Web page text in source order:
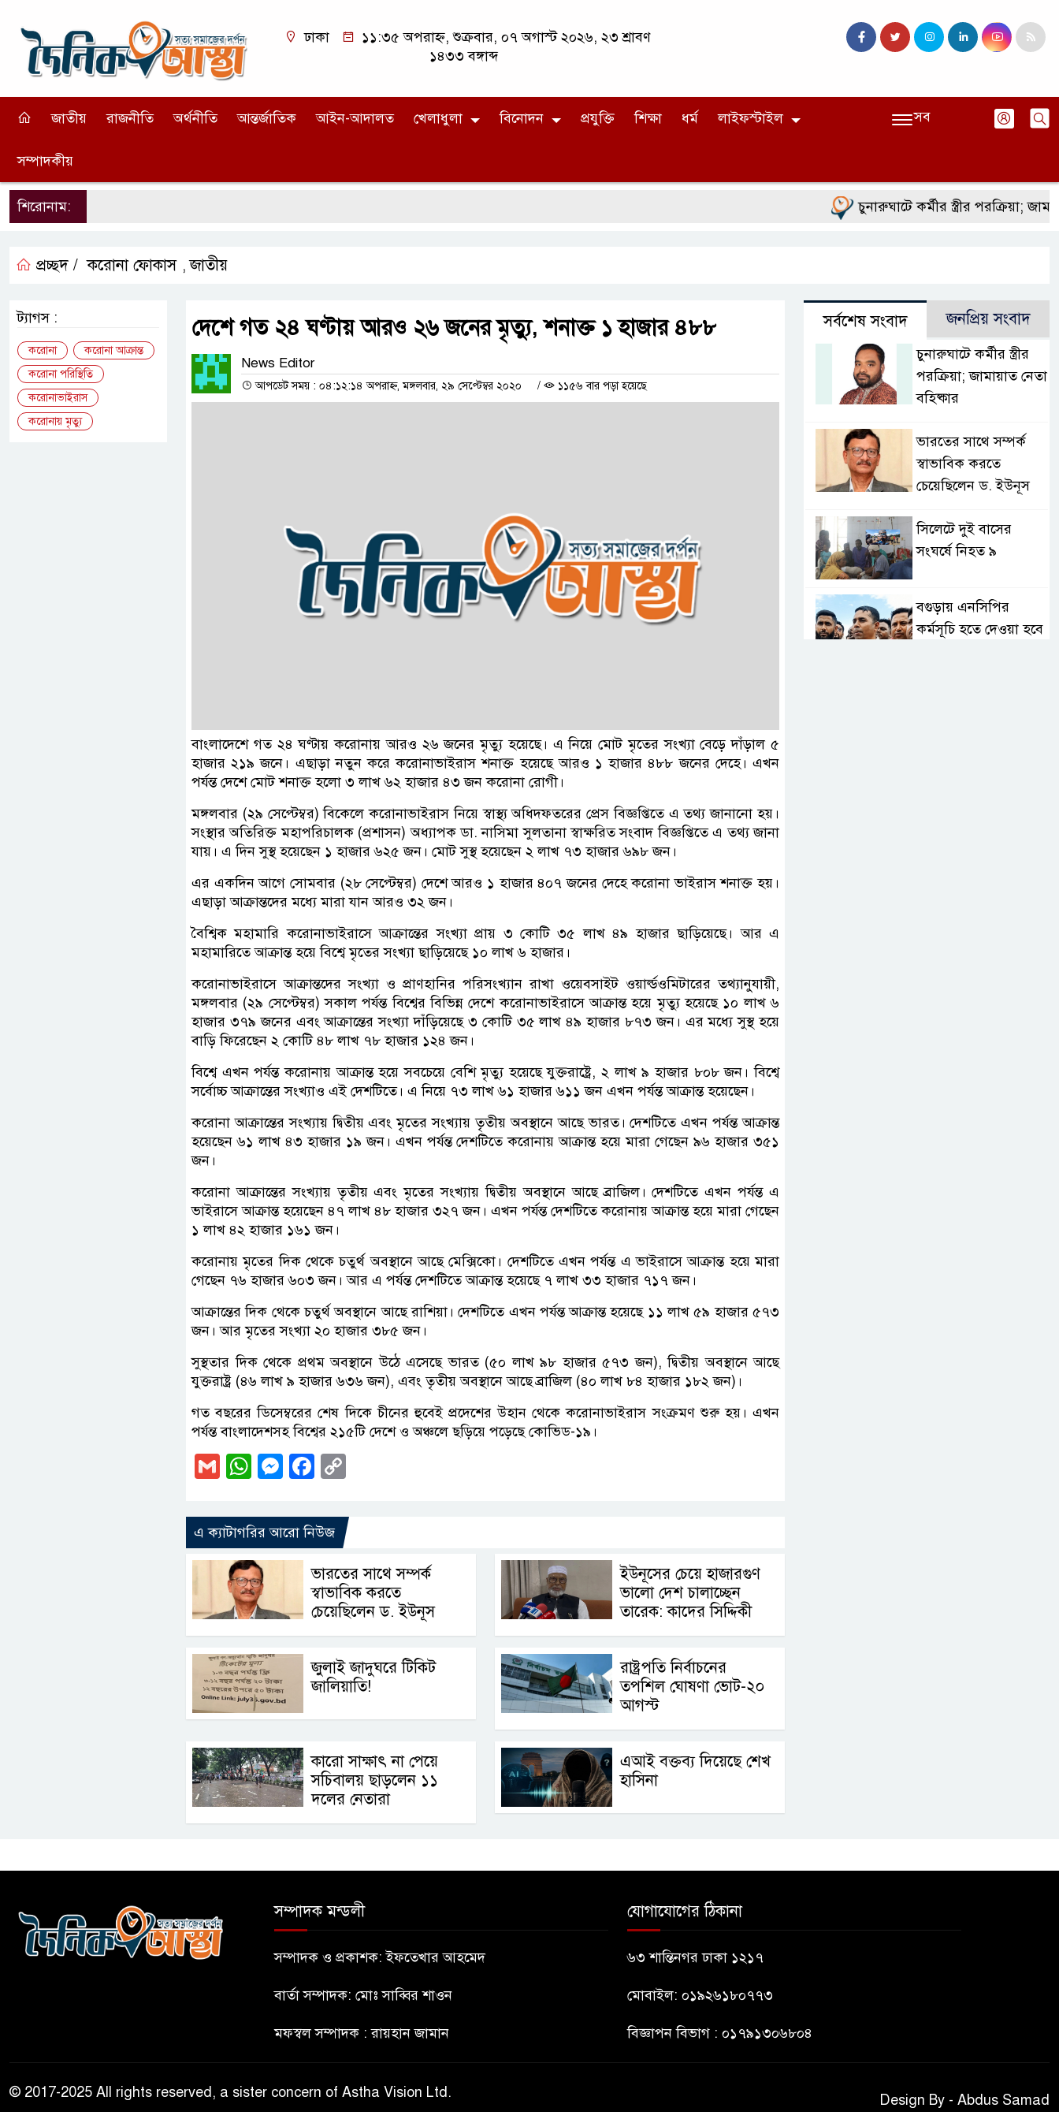
ঢাকা
১১:৩৫ অপরাহ্ন, শুক্রবার, ০৭ অগাস্ট ২০২৬, ২৩ শ্রাবণ
১৪৩৩ বঙ্গাব্দ
জাতীয় রাজনীতি অর্থনীতি আন্তর্জাতিক আইন-আদালত খেলাধুলা বিনোদন প্রযুক্তি শিক্ষা ধর্ম লাইফস্টাইল
সম্পাদকীয়
সব
শিরোনাম: চুনারুঘাটে কর্মীর স্ত্রীর পরক্রিয়া; জামায়াত
প্রচ্ছদ / করোনা ফোকাস ,জাতীয়
দেশে গত ২৪ ঘণ্টায় আরও ২৬ জনের মৃত্যু, শনাক্ত ১ হাজার ৪৮৮
News Editor
আপডেট সময় : ০৪:১২:১৪ অপরাহ্ন, মঙ্গলবার, ২৯ সেপ্টেম্বর ২০২০ / ১১৫৬ বার পড়া হয়েছে
বাংলাদেশে গত ২৪ ঘণ্টায় করোনায় আরও ২৬ জনের মৃত্যু হয়েছে। এ নিয়ে মোট মৃতের সংখ্যা বেড়ে দাঁড়াল ৫
হাজার ২১৯ জনে। এছাড়া নতুন করে করোনাভাইরাস শনাক্ত হয়েছে আরও ১ হাজার ৪৮৮ জনের দেহে। এখন
পর্যন্ত দেশে মোট শনাক্ত হলো ৩ লাখ ৬২ হাজার ৪৩ জন করোনা রোগী।
মঙ্গলবার (২৯ সেপ্টেম্বর) বিকেলে করোনাভাইরাস নিয়ে স্বাস্থ্য অধিদফতরের প্রেস বিজ্ঞপ্তিতে এ তথ্য জানানো হয়।
সংস্থার অতিরিক্ত মহাপরিচালক (প্রশাসন) অধ্যাপক ডা. নাসিমা সুলতানা স্বাক্ষরিত সংবাদ বিজ্ঞপ্তিতে এ তথ্য জানা
যায়। এ দিন সুস্থ হয়েছেন ১ হাজার ৬২৫ জন। মোট সুস্থ হয়েছেন ২ লাখ ৭৩ হাজার ৬৯৮ জন।
এর একদিন আগে সোমবার (২৮ সেপ্টেম্বর) দেশে আরও ১ হাজার ৪০৭ জনের দেহে করোনা ভাইরাস শনাক্ত হয়।
এছাড়া আক্রান্তদের মধ্যে মারা যান আরও ৩২ জন।
বৈশ্বিক মহামারি করোনাভাইরাসে আক্রান্তের সংখ্যা প্রায় ৩ কোটি ৩৫ লাখ ৪৯ হাজার ছাড়িয়েছে। আর এ
মহামারিতে আক্রান্ত হয়ে বিশ্বে মৃতের সংখ্যা ছাড়িয়েছে ১০ লাখ ৬ হাজার।
করোনাভাইরাসে আক্রান্তদের সংখ্যা ও প্রাণহানির পরিসংখ্যান রাখা ওয়েবসাইট ওয়ার্ল্ডওমিটারের তথ্যানুযায়ী,
মঙ্গলবার (২৯ সেপ্টেম্বর) সকাল পর্যন্ত বিশ্বের বিভিন্ন দেশে করোনাভাইরাসে আক্রান্ত হয়ে মৃত্যু হয়েছে ১০ লাখ ৬
হাজার ৩৭৯ জনের এবং আক্রান্তের সংখ্যা দাঁড়িয়েছে ৩ কোটি ৩৫ লাখ ৪৯ হাজার ৮৭৩ জন। এর মধ্যে সুস্থ হয়ে
বাড়ি ফিরেছেন ২ কোটি ৪৮ লাখ ৭৮ হাজার ১২৪ জন।
বিশ্বে এখন পর্যন্ত করোনায় আক্রান্ত হয়ে সবচেয়ে বেশি মৃত্যু হয়েছে যুক্তরাষ্ট্রে, ২ লাখ ৯ হাজার ৮০৮ জন। বিশ্বে
সর্বোচ্চ আক্রান্তের সংখ্যাও এই দেশটিতে। এ নিয়ে ৭৩ লাখ ৬১ হাজার ৬১১ জন এখন পর্যন্ত আক্রান্ত হয়েছেন।
করোনা আক্রান্তের সংখ্যায় দ্বিতীয় এবং মৃতের সংখ্যায় তৃতীয় অবস্থানে আছে ভারত। দেশটিতে এখন পর্যন্ত আক্রান্ত
হয়েছেন ৬১ লাখ ৪৩ হাজার ১৯ জন। এখন পর্যন্ত দেশটিতে করোনায় আক্রান্ত হয়ে মারা গেছেন ৯৬ হাজার ৩৫১
জন।
করোনা আক্রান্তের সংখ্যায় তৃতীয় এবং মৃতের সংখ্যায় দ্বিতীয় অবস্থানে আছে ব্রাজিল। দেশটিতে এখন পর্যন্ত এ
ভাইরাসে আক্রান্ত হয়েছেন ৪৭ লাখ ৪৮ হাজার ৩২৭ জন। এখন পর্যন্ত দেশটিতে করোনায় আক্রান্ত হয়ে মারা গেছেন
১ লাখ ৪২ হাজার ১৬১ জন।
করোনায় মৃতের দিক থেকে চতুর্থ অবস্থানে আছে মেক্সিকো। দেশটিতে এখন পর্যন্ত এ ভাইরাসে আক্রান্ত হয়ে মারা
গেছেন ৭৬ হাজার ৬০৩ জন। আর এ পর্যন্ত দেশটিতে আক্রান্ত হয়েছে ৭ লাখ ৩৩ হাজার ৭১৭ জন।
আক্রান্তের দিক থেকে চতুর্থ অবস্থানে আছে রাশিয়া। দেশটিতে এখন পর্যন্ত আক্রান্ত হয়েছে ১১ লাখ ৫৯ হাজার ৫৭৩
জন। আর মৃতের সংখ্যা ২০ হাজার ৩৮৫ জন।
সুস্থতার দিক থেকে প্রথম অবস্থানে উঠে এসেছে ভারত (৫০ লাখ ৯৮ হাজার ৫৭৩ জন), দ্বিতীয় অবস্থানে আছে
যুক্তরাষ্ট্র (৪৬ লাখ ৯ হাজার ৬৩৬ জন), এবং তৃতীয় অবস্থানে আছে ব্রাজিল (৪০ লাখ ৮৪ হাজার ১৮২ জন)।
গত বছরের ডিসেম্বরের শেষ দিকে চীনের হুবেই প্রদেশের উহান থেকে করোনাভাইরাস সংক্রমণ শুরু হয়। এখন
পর্যন্ত বাংলাদেশসহ বিশ্বের ২১৫টি দেশে ও অঞ্চলে ছড়িয়ে পড়েছে কোভিড-১৯।
GmailWhatsApp
Messenger
Facebook
এ ক্যাটাগরির আরো নিউজ
ভারতের সাথে সম্পর্ক
স্বাভাবিক করতে
চেয়েছিলেন ড. ইউনূস
ইউনূসের চেয়ে হাজারগুণ
ভালো দেশ চালাচ্ছেন
তারেক: কাদের সিদ্দিকী
জুলাই জাদুঘরে টিকিট
জালিয়াতি!
রাষ্ট্রপতি নির্বাচনের
তপশিল ঘোষণা ভোট-২০
আগস্ট
কারো সাক্ষাৎ না পেয়ে
সচিবালয় ছাড়লেন ১১
দলের নেতারা
এআই বক্তব্য দিয়েছে শেখ
হাসিনা
ট্যাগস :
করোনা
করোনা আক্রান্ত
করোনা পরিস্থিতি
করোনাভাইরাস
করোনায় মৃত্যু
সর্বশেষ সংবাদ জনপ্রিয় সংবাদ
চুনারুঘাটে কর্মীর স্ত্রীর
পরক্রিয়া; জামায়াত নেতা
বহিষ্কার
ভারতের সাথে সম্পর্ক
স্বাভাবিক করতে
চেয়েছিলেন ড. ইউনূস
সিলেটে দুই বাসের
সংঘর্ষে নিহত ৯
বগুড়ায় এনসিপির
কর্মসূচি হতে দেওয়া হবে
সম্পাদক মন্ডলী
সম্পাদক ও প্রকাশক: ইফতেখার আহমেদ
বার্তা সম্পাদক: মোঃ সাব্বির শাওন
মফস্বল সম্পাদক : রায়হান জামান
যোগাযোগের ঠিকানা
৬৩ শান্তিনগর ঢাকা ১২১৭
মোবাইল: ০১৯২৬১৮০৭৭৩
বিজ্ঞাপন বিভাগ : ০১৭৯১৩০৬৮০৪
© 2017-2025 All rights reserved, a sister concern of Astha Vision Ltd. Design By - Abdus Samad